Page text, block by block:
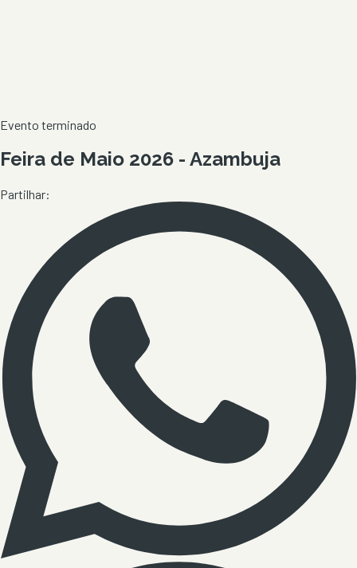
Evento terminado
Feira de Maio 2026 - Azambuja
Partilhar: